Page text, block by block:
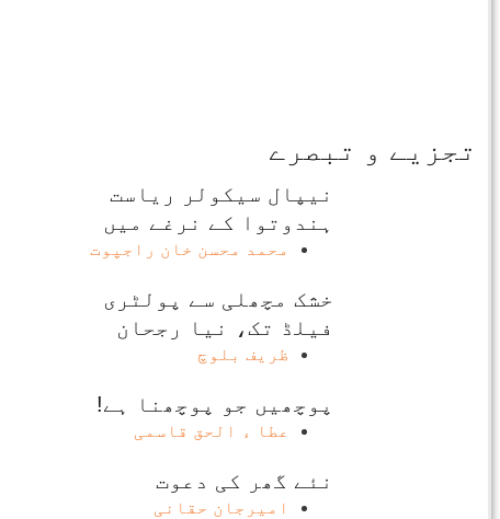
تجزیے و تبصرے
نیپال سیکولر ریاست
ہندوتوا کے نرغے میں
محمد محسن خان راجپوت
خشک مچھلی سے پولٹری
فیلڈ تک، نیا رجحان
ظریف بلوچ
پوچھیں جو پوچھنا ہے!
عطا ء الحق قاسمی
نئے گھر کی دعوت
امیرجان حقانی